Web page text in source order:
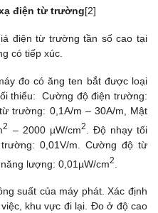
điện từ trường[2]
điện từ trường tần số cao tại
có tiếp xúc.
đo có ăng ten bắt được loại
thiểu: Cường độ điện trường:
trường: 0,1A/m – 30A/m, Mật
2 – 2000 µW/cm2
. Độ nhạy tối
0,01V/m. Cường độ từ
lượng: 0,01µW/cm2
suất của máy phát. Xác định
khu vực đi lại. Đo ở độ cao